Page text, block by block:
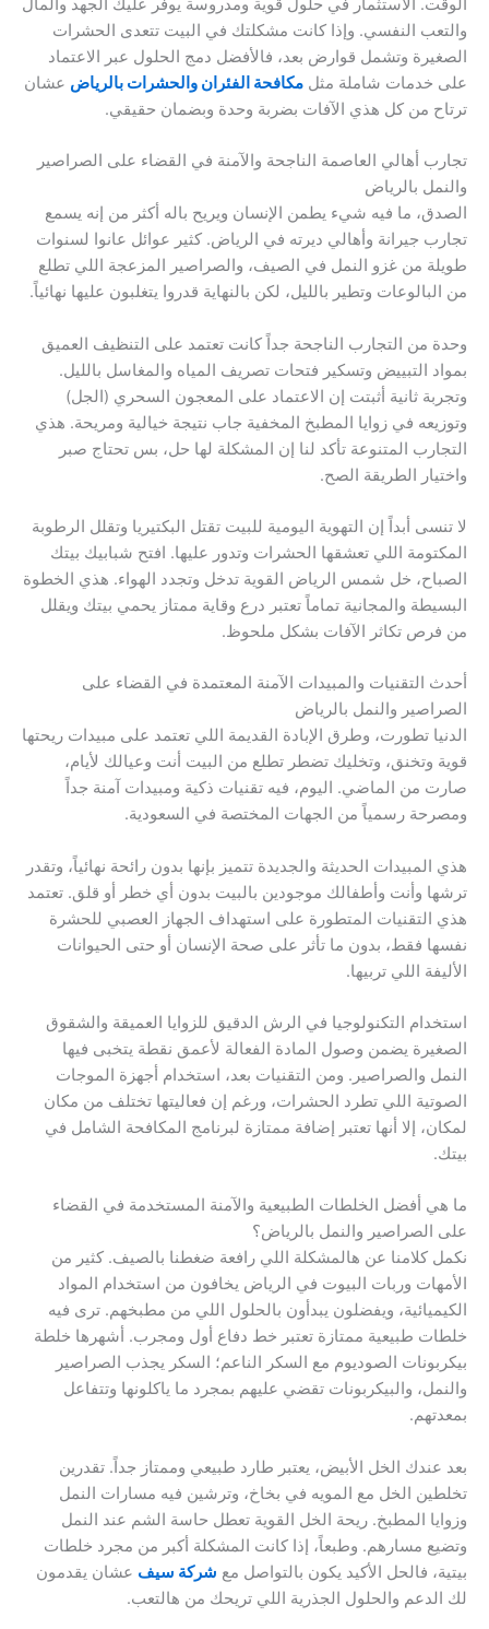
الوقت. الاستثمار في حلول قوية ومدروسة يوفر عليك الجهد والمال
والتعب النفسي. وإذا كانت مشكلتك في البيت تتعدى الحشرات
الصغيرة وتشمل قوارض بعد، فالأفضل دمج الحلول عبر الاعتماد
على خدمات شاملة مثل مكافحة الفئران والحشرات بالرياض عشان
ترتاح من كل هذي الآفات بضربة وحدة وبضمان حقيقي.
تجارب أهالي العاصمة الناجحة والآمنة في القضاء على الصراصير
والنمل بالرياض
الصدق، ما فيه شيء يطمن الإنسان ويريح باله أكثر من إنه يسمع
تجارب جيرانة وأهالي ديرته في الرياض. كثير عوائل عانوا لسنوات
طويلة من غزو النمل في الصيف، والصراصير المزعجة اللي تطلع
من البالوعات وتطير بالليل، لكن بالنهاية قدروا يتغلبون عليها نهائياً.
وحدة من التجارب الناجحة جداً كانت تعتمد على التنظيف العميق
بمواد التبييض وتسكير فتحات تصريف المياه والمغاسل بالليل.
وتجربة ثانية أثبتت إن الاعتماد على المعجون السحري (الجل)
وتوزيعه في زوايا المطبخ المخفية جاب نتيجة خيالية ومريحة. هذي
التجارب المتنوعة تأكد لنا إن المشكلة لها حل، بس تحتاج صبر
واختيار الطريقة الصح.
لا تنسى أبداً إن التهوية اليومية للبيت تقتل البكتيريا وتقلل الرطوبة
المكتومة اللي تعشقها الحشرات وتدور عليها. افتح شبابيك بيتك
الصباح، خل شمس الرياض القوية تدخل وتجدد الهواء. هذي الخطوة
البسيطة والمجانية تماماً تعتبر درع وقاية ممتاز يحمي بيتك ويقلل
من فرص تكاثر الآفات بشكل ملحوظ.
أحدث التقنيات والمبيدات الآمنة المعتمدة في القضاء على
الصراصير والنمل بالرياض
الدنيا تطورت، وطرق الإبادة القديمة اللي تعتمد على مبيدات ريحتها
قوية وتخنق، وتخليك تضطر تطلع من البيت أنت وعيالك لأيام،
صارت من الماضي. اليوم، فيه تقنيات ذكية ومبيدات آمنة جداً
ومصرحة رسمياً من الجهات المختصة في السعودية.
هذي المبيدات الحديثة والجديدة تتميز بإنها بدون رائحة نهائياً، وتقدر
ترشها وأنت وأطفالك موجودين بالبيت بدون أي خطر أو قلق. تعتمد
هذي التقنيات المتطورة على استهداف الجهاز العصبي للحشرة
نفسها فقط، بدون ما تأثر على صحة الإنسان أو حتى الحيوانات
الأليفة اللي تربيها.
استخدام التكنولوجيا في الرش الدقيق للزوايا العميقة والشقوق
الصغيرة يضمن وصول المادة الفعالة لأعمق نقطة يتخبى فيها
النمل والصراصير. ومن التقنيات بعد، استخدام أجهزة الموجات
الصوتية اللي تطرد الحشرات، ورغم إن فعاليتها تختلف من مكان
لمكان، إلا أنها تعتبر إضافة ممتازة لبرنامج المكافحة الشامل في
بيتك.
ما هي أفضل الخلطات الطبيعية والآمنة المستخدمة في القضاء
على الصراصير والنمل بالرياض؟
نكمل كلامنا عن هالمشكلة اللي رافعة ضغطنا بالصيف. كثير من
الأمهات وربات البيوت في الرياض يخافون من استخدام المواد
الكيميائية، ويفضلون يبدأون بالحلول اللي من مطبخهم. ترى فيه
خلطات طبيعية ممتازة تعتبر خط دفاع أول ومجرب. أشهرها خلطة
بيكربونات الصوديوم مع السكر الناعم؛ السكر يجذب الصراصير
والنمل، والبيكربونات تقضي عليهم بمجرد ما ياكلونها وتتفاعل
بمعدتهم.
بعد عندك الخل الأبيض، يعتبر طارد طبيعي وممتاز جداً. تقدرين
تخلطين الخل مع المويه في بخاخ، وترشين فيه مسارات النمل
وزوايا المطبخ. ريحة الخل القوية تعطل حاسة الشم عند النمل
وتضيع مسارهم. وطبعاً، إذا كانت المشكلة أكبر من مجرد خلطات
بيتية، فالحل الأكيد يكون بالتواصل مع شركة سيف عشان يقدمون
لك الدعم والحلول الجذرية اللي تريحك من هالتعب.